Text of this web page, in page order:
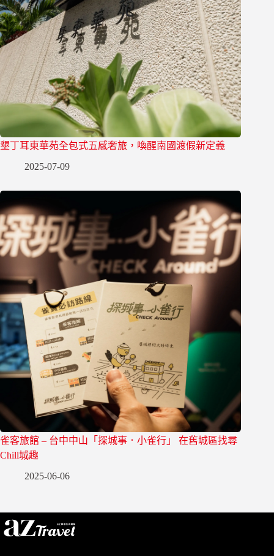
墾丁耳東華苑全包式五感奢旅，喚醒南國渡假新定義
2025-07-09
雀客旅館 – 台中中山「探城事．小雀行」 在舊城區找尋
Chill城趣
2025-06-06